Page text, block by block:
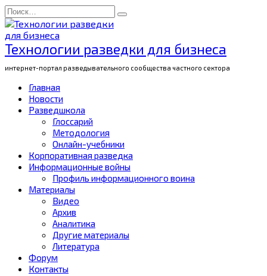
Перейти
к
содержанию
Search
for:
Технологии разведки для бизнеса
интернет-портал разведывательного сообщества частного сектора
Главная
Новости
Разведшкола
Глоссарий
Методология
Онлайн-учебники
Корпоративная разведка
Информационные войны
Профиль информационного воина
Материалы
Видео
Архив
Аналитика
Другие материалы
Литература
Форум
Контакты